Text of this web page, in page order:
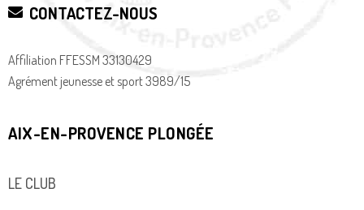
CONTACTEZ-NOUS
Affiliation FFESSM 33130429
Agrément jeunesse et sport 3989/15
AIX-EN-PROVENCE PLONGÉE
LE CLUB